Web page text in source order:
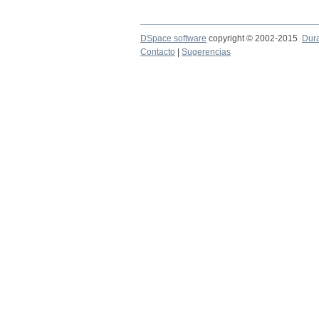
DSpace software copyright © 2002-2015
Contacto
Sugerencias